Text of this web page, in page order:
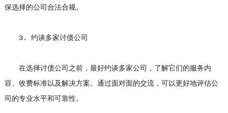
保选择的公司合法合规。
3. 约谈多家讨债公司
在选择讨债公司之前，最好约谈多家公司，了解它们的服务内
容、收费标准以及解决方案。通过面对面的交流，可以更好地评估公
司的专业水平和可靠性。